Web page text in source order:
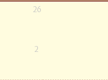
26
2